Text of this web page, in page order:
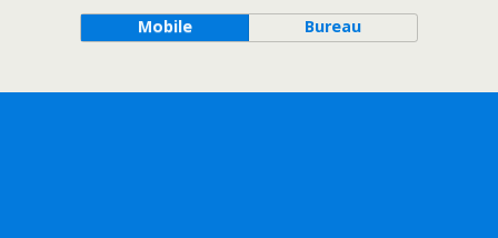
Mobile Bureau